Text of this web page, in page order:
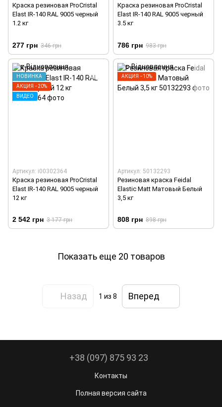
Краска резиновая ProCristal
Elast IR-140 RAL 9005 черный
1.2 кг
277 грн 346 грн
Краска резиновая ProCristal
Elast IR-140 RAL 9005 черный
3.5 кг
786 грн 983 грн
НОВИНКА
АКЦИЯ −20%
ВИДЕО
Артикул: i00302364
Краска резиновая ProCristal
Elast IR-140 RAL 9005 черный
12 кг
2 542 грн 3 177 грн
АКЦИЯ −10%
Артикул: 50132293
Резиновая краска Feidal
Elastic Matt Матовый Белый
3,5 кг
808 грн 898 грн
Показать еще 20 товаров
Назад 1 из 8 Вперед
+38 (097) 875 93 23
Контакты
Полная версия сайта